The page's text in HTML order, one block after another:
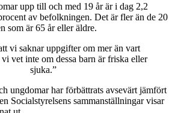
upp till och med 19 år är i dag 2,2
av befolkningen. Det är fler än de 20
som är 65 år eller äldre.
vi saknar uppgifter om mer än vart
vet inte om dessa barn är friska eller
sjuka.”
ungdomar har förbättrats avsevärt jämfört
Socialstyrelsens sammanställningar visar